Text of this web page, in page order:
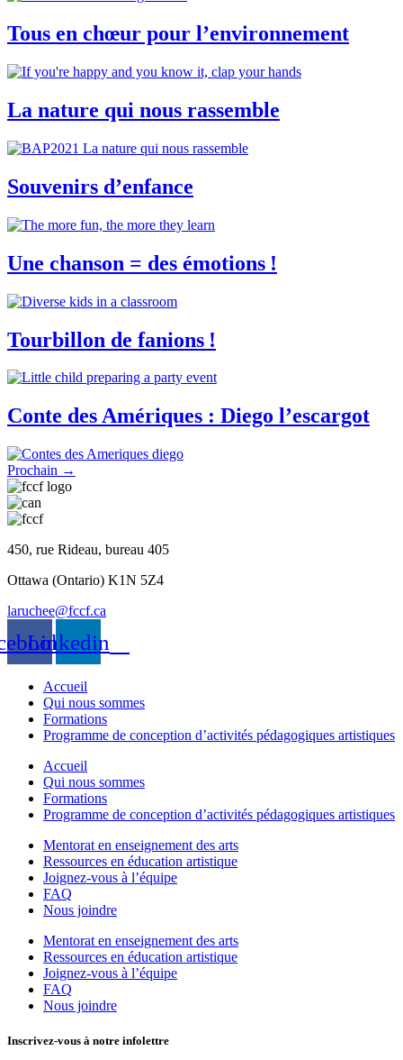
Tous en chœur pour l’environnement
La nature qui nous rassemble
Souvenirs d’enfance
Une chanson = des émotions !
Tourbillon de fanions !
Conte des Amériques : Diego l’escargot
Prochain →
450, rue Rideau, bureau 405
Ottawa (Ontario) K1N 5Z4
laruchee@fccf.ca
Linkedin
Accueil
Qui nous sommes
Formations
Programme de conception d’activités pédagogiques artistiques
Accueil
Qui nous sommes
Formations
Programme de conception d’activités pédagogiques artistiques
Mentorat en enseignement des arts
Ressources en éducation artistique
Joignez-vous à l’équipe
FAQ
Nous joindre
Mentorat en enseignement des arts
Ressources en éducation artistique
Joignez-vous à l’équipe
FAQ
Nous joindre
Inscrivez-vous à notre infolettre